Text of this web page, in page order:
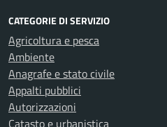
CATEGORIE DI SERVIZIO
Agricoltura e pesca
Ambiente
Anagrafe e stato civile
Appalti pubblici
Autorizzazioni
Catasto e urbanistica